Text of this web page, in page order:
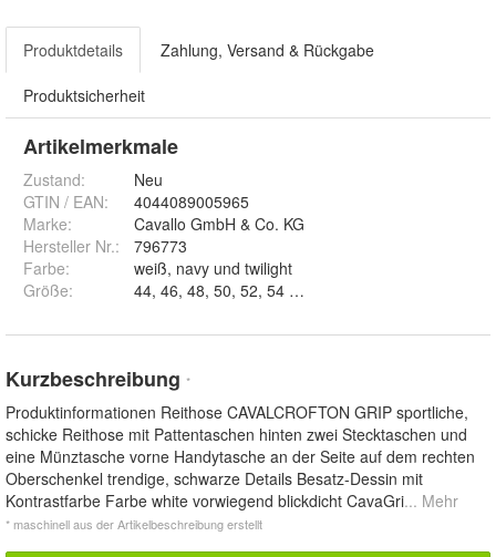
Produktdetails Zahlung, Versand & Rückgabe
Produktsicherheit
Artikelmerkmale
Zustand:
Neu
GTIN / EAN:
4044089005965
Marke:
Cavallo GmbH & Co. KG
Hersteller Nr.:
796773
Farbe:
weiß, navy und twilight
Größe:
Kurzbeschreibung *
Produktinformationen Reithose CAVALCROFTON GRIP sportliche,
schicke Reithose mit Pattentaschen hinten zwei Stecktaschen und
eine Münztasche vorne Handytasche an der Seite auf dem rechten
Oberschenkel trendige, schwarze Details Besatz-Dessin mit
Kontrastfarbe Farbe white vorwiegend blickdicht CavaGri... Mehr
* maschinell aus der Artikelbeschreibung erstellt